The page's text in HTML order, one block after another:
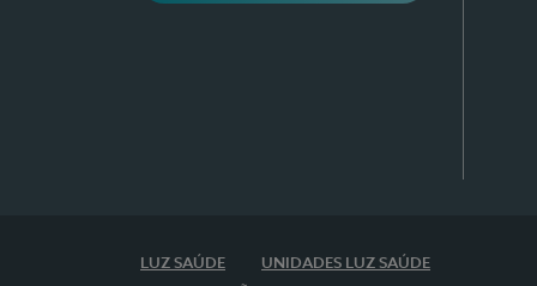
LUZ SAÚDE UNIDADES LUZ SAÚDE